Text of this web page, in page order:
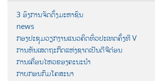
3 ອົງການຈັດຕັ້ງມະຫາຊົນ
news
ກອງປະຊຸມວຽກງານແນວຄິດທົ່ວປະເທດຄັ້ງທີ V
ການຫັນເສດຖະກິດແຫ່ງຊາດເປັນດີຈີຕ໋ອນ
ການເຄື່ອນໄຫວຂອງຄະນະນຳ
ກາບກອນກົມໂຄສະນາ